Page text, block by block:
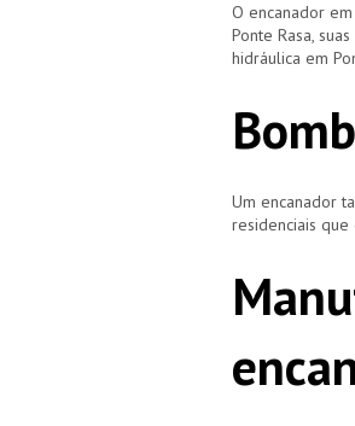
O encanador
Ponte Rasa,
hidráulica em
Um encanador
residenciais